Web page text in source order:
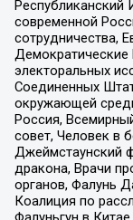
Республиканский
современной
сотрудничества,
электоральных
Соединенных
окружающей
Россия,
совет, Человек в
Джеймстаунский
дракона, Врачи
органов, Фалунь
Коалиция по